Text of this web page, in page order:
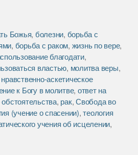
Божья, болезни, борьба с
, борьба с раком, жизнь по вере,
благодати,
властью, молитва веры,
нравственно-аскетическое
к Богу в молитве, ответ на
, рак,Свобода во
(учение о спасении),теология
учения об исцелении,